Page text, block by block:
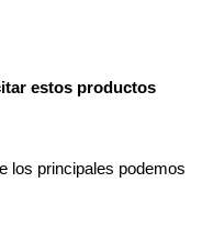
estos productos
los principales podemos